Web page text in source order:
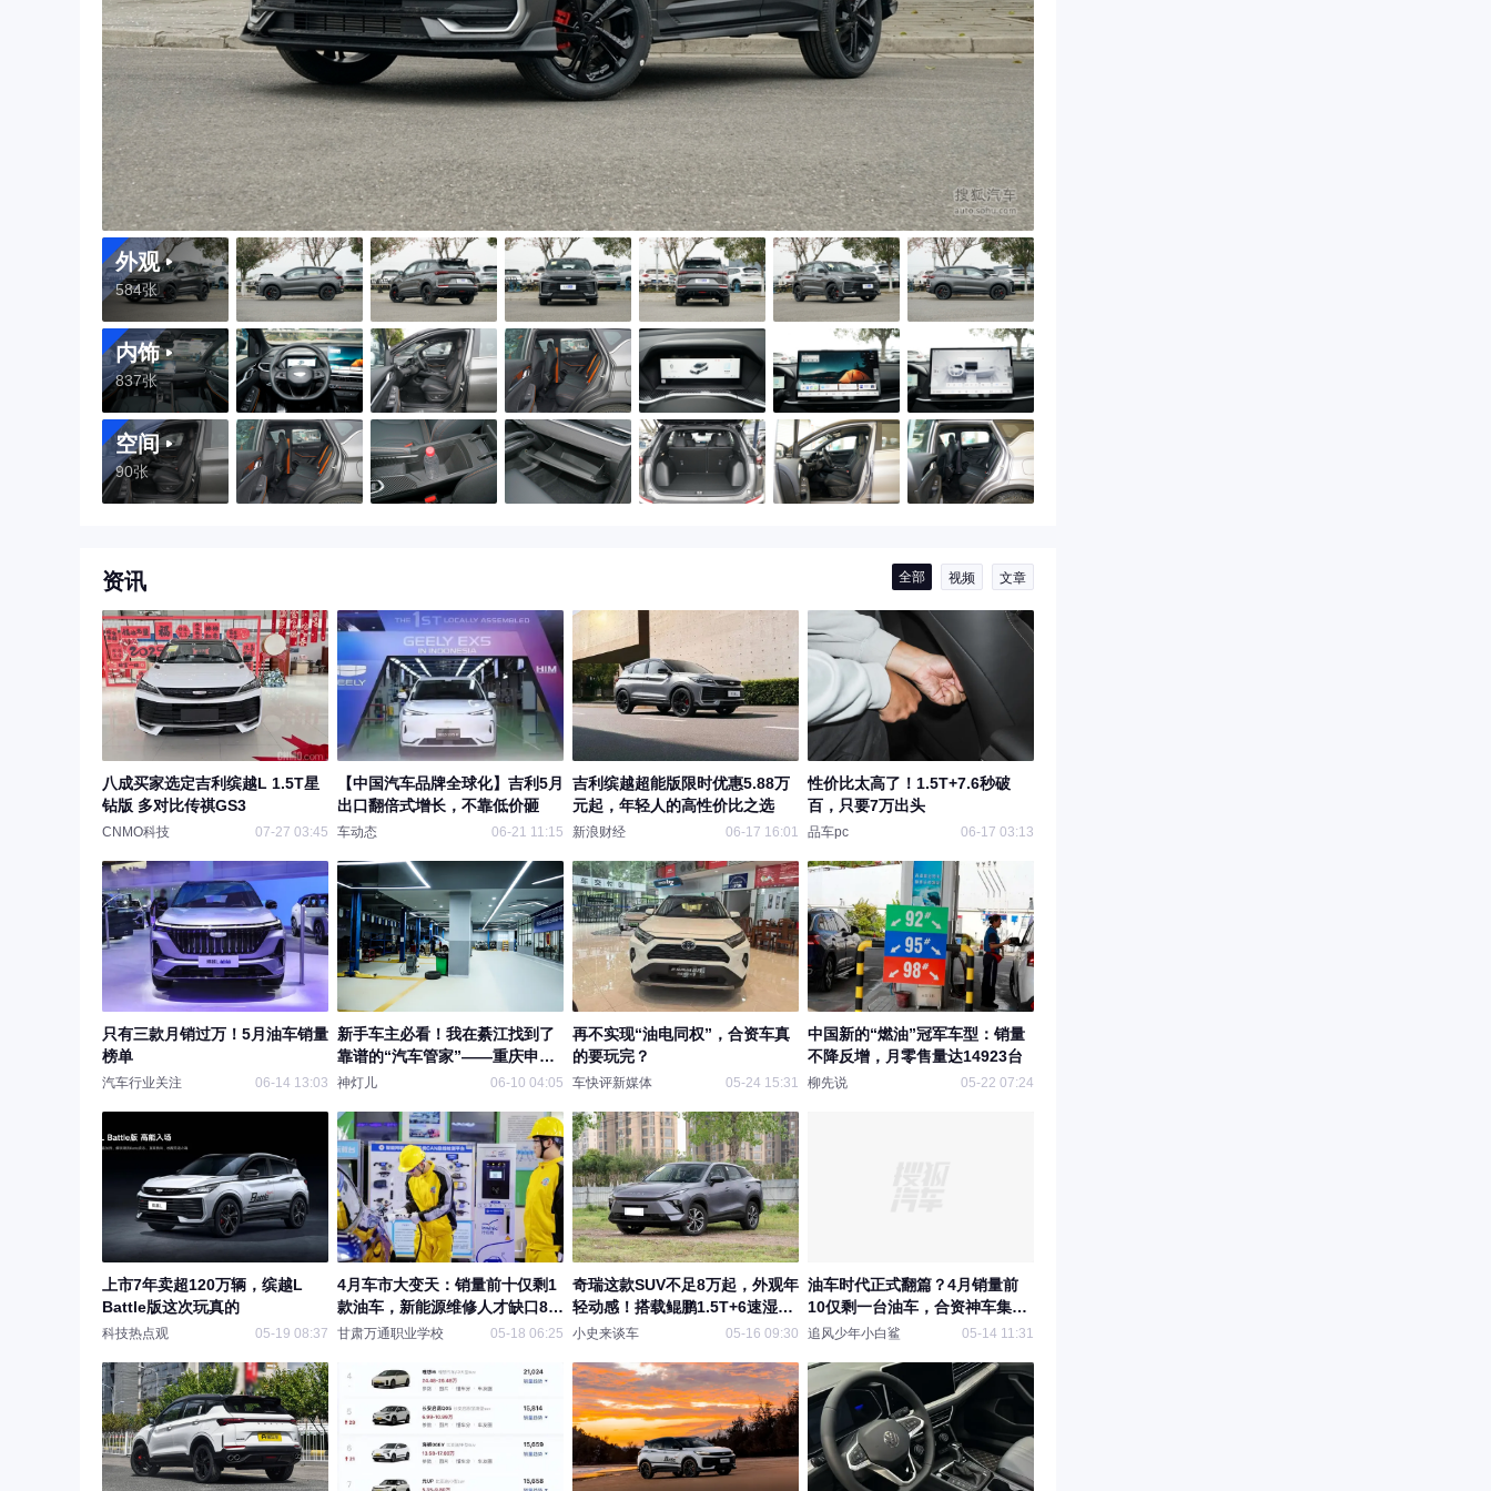
外观
584张
内饰
837张
空间
90张
资讯 全部 视频 文章
八成买家选定吉利缤越L 1.5T星
钻版 多对比传祺GS3
CNMO科技 07-27 03:45
【中国汽车品牌全球化】吉利5月
出口翻倍式增长，不靠低价砸
车动态 06-21 11:15
吉利缤越超能版限时优惠5.88万
元起，年轻人的高性价比之选
新浪财经 06-17 16:01
性价比太高了！1.5T+7.6秒破
百，只要7万出头
品车pc 06-17 03:13
只有三款月销过万！5月油车销量
榜单
汽车行业关注 06-14 13:03
新手车主必看！我在綦江找到了
靠谱的“汽车管家”——重庆申信
汽车维修有限公司体验记
神灯儿 06-10 04:05
再不实现“油电同权”，合资车真
的要玩完？
车快评新媒体 05-24 15:31
中国新的“燃油”冠军车型：销量
不降反增，月零售量达14923台
柳先说 05-22 07:24
上市7年卖超120万辆，缤越L
Battle版这次玩真的
科技热点观 05-19 08:37
4月车市大变天：销量前十仅剩1
款油车，新能源维修人才缺口80
万，现在入行还不晚
甘肃万通职业学校 05-18 06:25
奇瑞这款SUV不足8万起，外观年
轻动感！搭载鲲鹏1.5T+6速湿式
双离
小史来谈车 05-16 09:30
油车时代正式翻篇？4月销量前
10仅剩一台油车，合资神车集体
消失
追风少年小白鲨 05-14 11:31